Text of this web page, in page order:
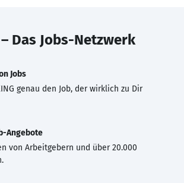
– Das Jobs-Netzwerk
Jobs
genau den Job, der wirklich zu Dir
Angebote
von Arbeitgebern und über 20.000